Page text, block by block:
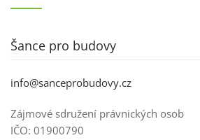
Šance pro budovy
info@sanceprobudovy.cz
Zájmové sdružení právnických osob
IČO: 01900790